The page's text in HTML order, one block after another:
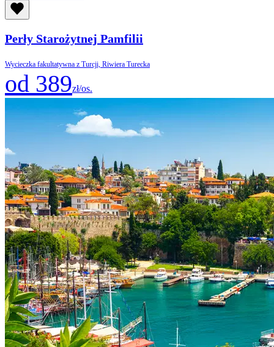
Perły Starożytnej Pamfilii
Wycieczka fakultatywna z Turcji, Riwiera Turecka
od 389zł/os.